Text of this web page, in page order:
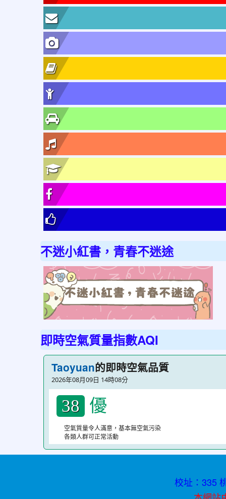
不迷小紅書，青春不迷途
紅
即時空氣質量指數AQI
Taoyuan的即時空氣品質
2026年08月09日 14時08分
38 優
空氣質量令人滿意，基本無空氣污染
各類人群可正常活動
校址：335